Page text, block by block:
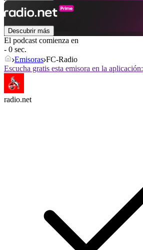
Descubrir más
El podcast comienza en
- 0 sec.
Emisoras FC-Radio
Escucha gratis esta emisora en la aplicación:
radio.net